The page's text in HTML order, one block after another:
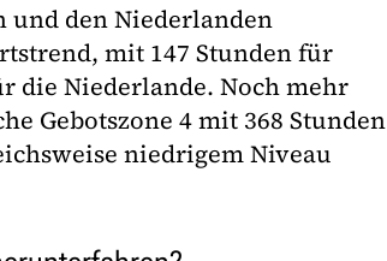
und den Niederlanden
mit 147 Stunden für
die Niederlande. Noch mehr
Gebotszone 4 mit 368 Stunden
niedrigem Niveau